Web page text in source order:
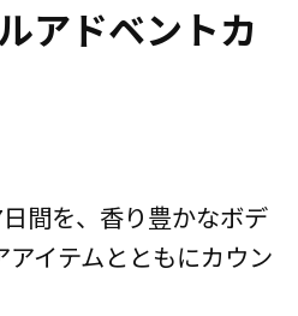
アドベントカ
間を、香り豊かなボデ
アイテムとともにカウン